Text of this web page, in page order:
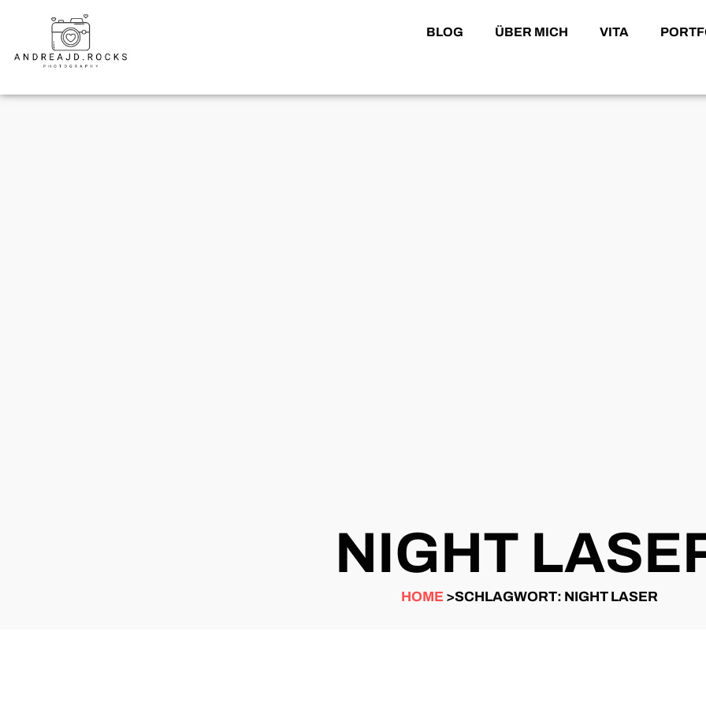
BLOG ÜBER MICH VITA
NIGHT
HOME >SCHLAGWORT: NIGHT LASER